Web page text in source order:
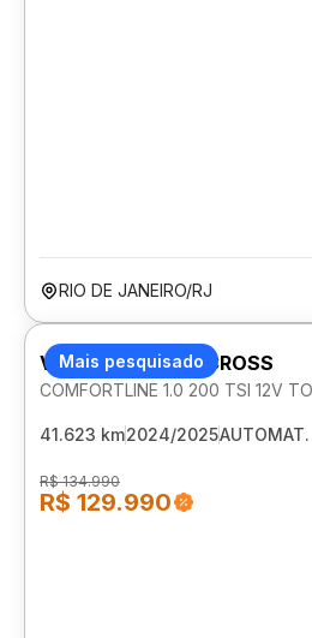
RIO DE JANEIRO/RJ
Mais pesquisado
VOLKSWAGEN T-CROSS
41.623 km2024/2025AUTOMAT.
R$ 134.990
R$ 129.990